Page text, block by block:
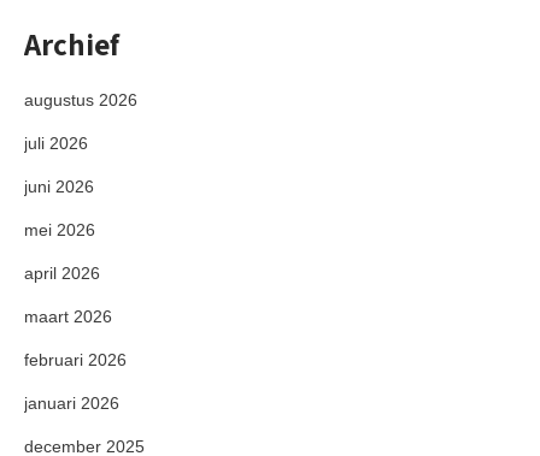
Archief
augustus 2026
juli 2026
juni 2026
mei 2026
april 2026
maart 2026
februari 2026
januari 2026
december 2025